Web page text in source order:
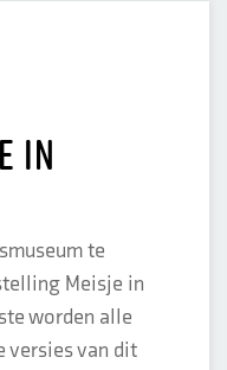
in
te
Meisje in
worden alle
versies van dit